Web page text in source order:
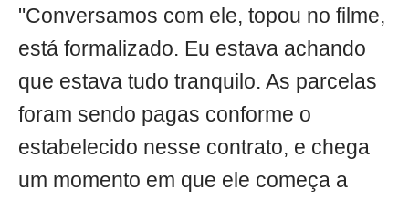
"Conversamos com ele, topou no filme,
está formalizado. Eu estava achando
que estava tudo tranquilo. As parcelas
foram sendo pagas conforme o
estabelecido nesse contrato, e chega
um momento em que ele começa a